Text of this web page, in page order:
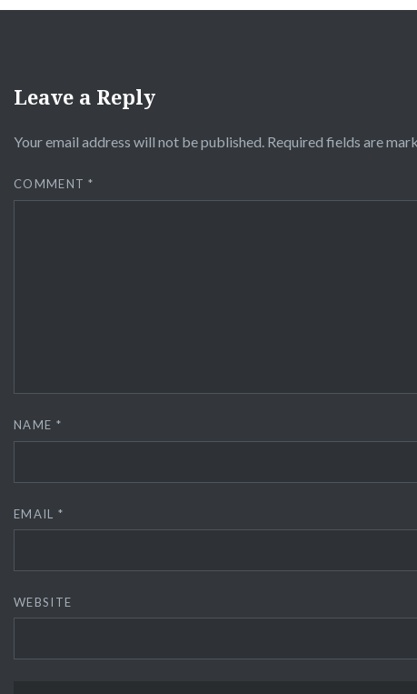
Leave a Reply
Your email address will not be published. Required fields are
COMMENT*
NAME *
EMAIL *
WEBSITE